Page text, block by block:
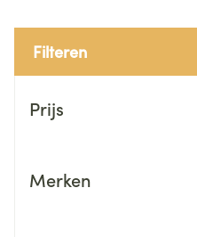
Filteren
Prijs
Merken